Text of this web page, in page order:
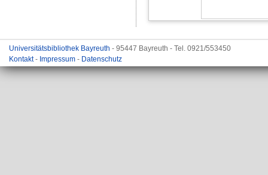
Universitätsbibliothek Bayreuth - 95447 Bayreuth - Tel. 0921/553450
Kontakt- Impressum - Datenschutz